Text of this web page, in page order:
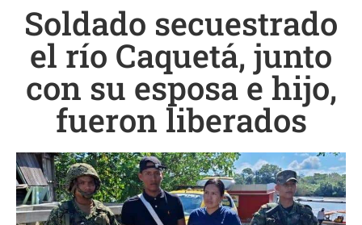
Soldado secuestrado
el río Caquetá, junto
con su esposa e hijo,
fueron liberados